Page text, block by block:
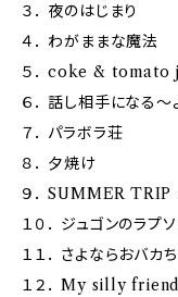
３． 夜のはじまり
４． わがままな魔法
５． coke & tomato
６． 話し相手になる～
７． パラボラ荘
８． 夕焼け
９． SUMMER TRIP
１０． ジュゴンのラプ
１１． さよならおバカ
１２． My silly friend